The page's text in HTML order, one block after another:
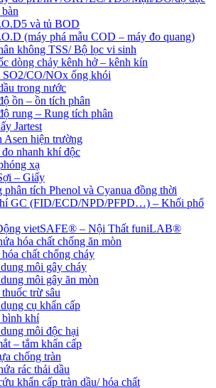
và tủ BOD
(máy phá mẫu COD – máy đo quang)
không TSS/ Bộ lọc vi sinh
dòng chảy kênh hở – kênh kín
SO2/CO/NOx ống khói
trong nước
ồn – ồn tích phân
rung – Rung tích phân
Jartest
Asen hiện trường
nhanh khí độc
xạ
– Giấy
phân tích Phenol và Cyanua đồng thời
GC (FID/ECD/NPD/PFPD…) – Khối phổ
vietSAFE® – Nội Thất funiLAB®
hóa chất chống ăn mòn
chất chống cháy
môi gây cháy
môi gây ăn mòn
trừ sâu
cụ khẩn cấp
khí
môi độc hại
– tắm khẩn cấp
chống tràn
rác thải dầu
khẩn cấp tràn dầu/ hóa chất